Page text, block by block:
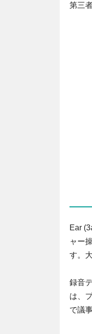
第三
Ear
ャー
す。
録音
は、
で議